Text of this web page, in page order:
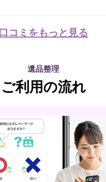
口コミをもっと見る
遺品整理
ご利用の流れ